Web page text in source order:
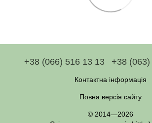
+38 (066) 516 13 13 +38
Контактна інформація
Повна версія сайту
© 2014—2026